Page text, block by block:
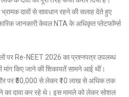
दावों से सावधान रहने की सलाह देते हुए
जानकारी केवल NTA के अधिकृत प्लेटफॉर्म्स
पर Re-NEET 2026 का प्रश्नपत्र उपलब्ध
मांग किए जाने की शिकायतें सामने आई थीं।
पर ₹50,000 से लेकर ₹10 लाख से अधिक तक
दावा कर रहे थे। इस मामले को लेकर सोशल